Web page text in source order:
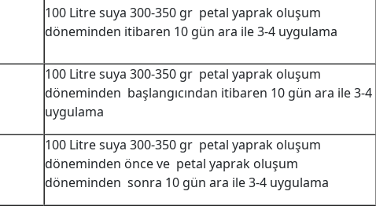
100 Litre suya 300-350 gr petal yaprak oluşum
döneminden itibaren 10 gün ara ile 3-4 uygulama
100 Litre suya 300-350 gr petal yaprak oluşum
döneminden başlangıcından itibaren 10 gün ara ile 3-4
uygulama
100 Litre suya 300-350 gr petal yaprak oluşum
döneminden önce ve petal yaprak oluşum
döneminden sonra 10 gün ara ile 3-4 uygulama